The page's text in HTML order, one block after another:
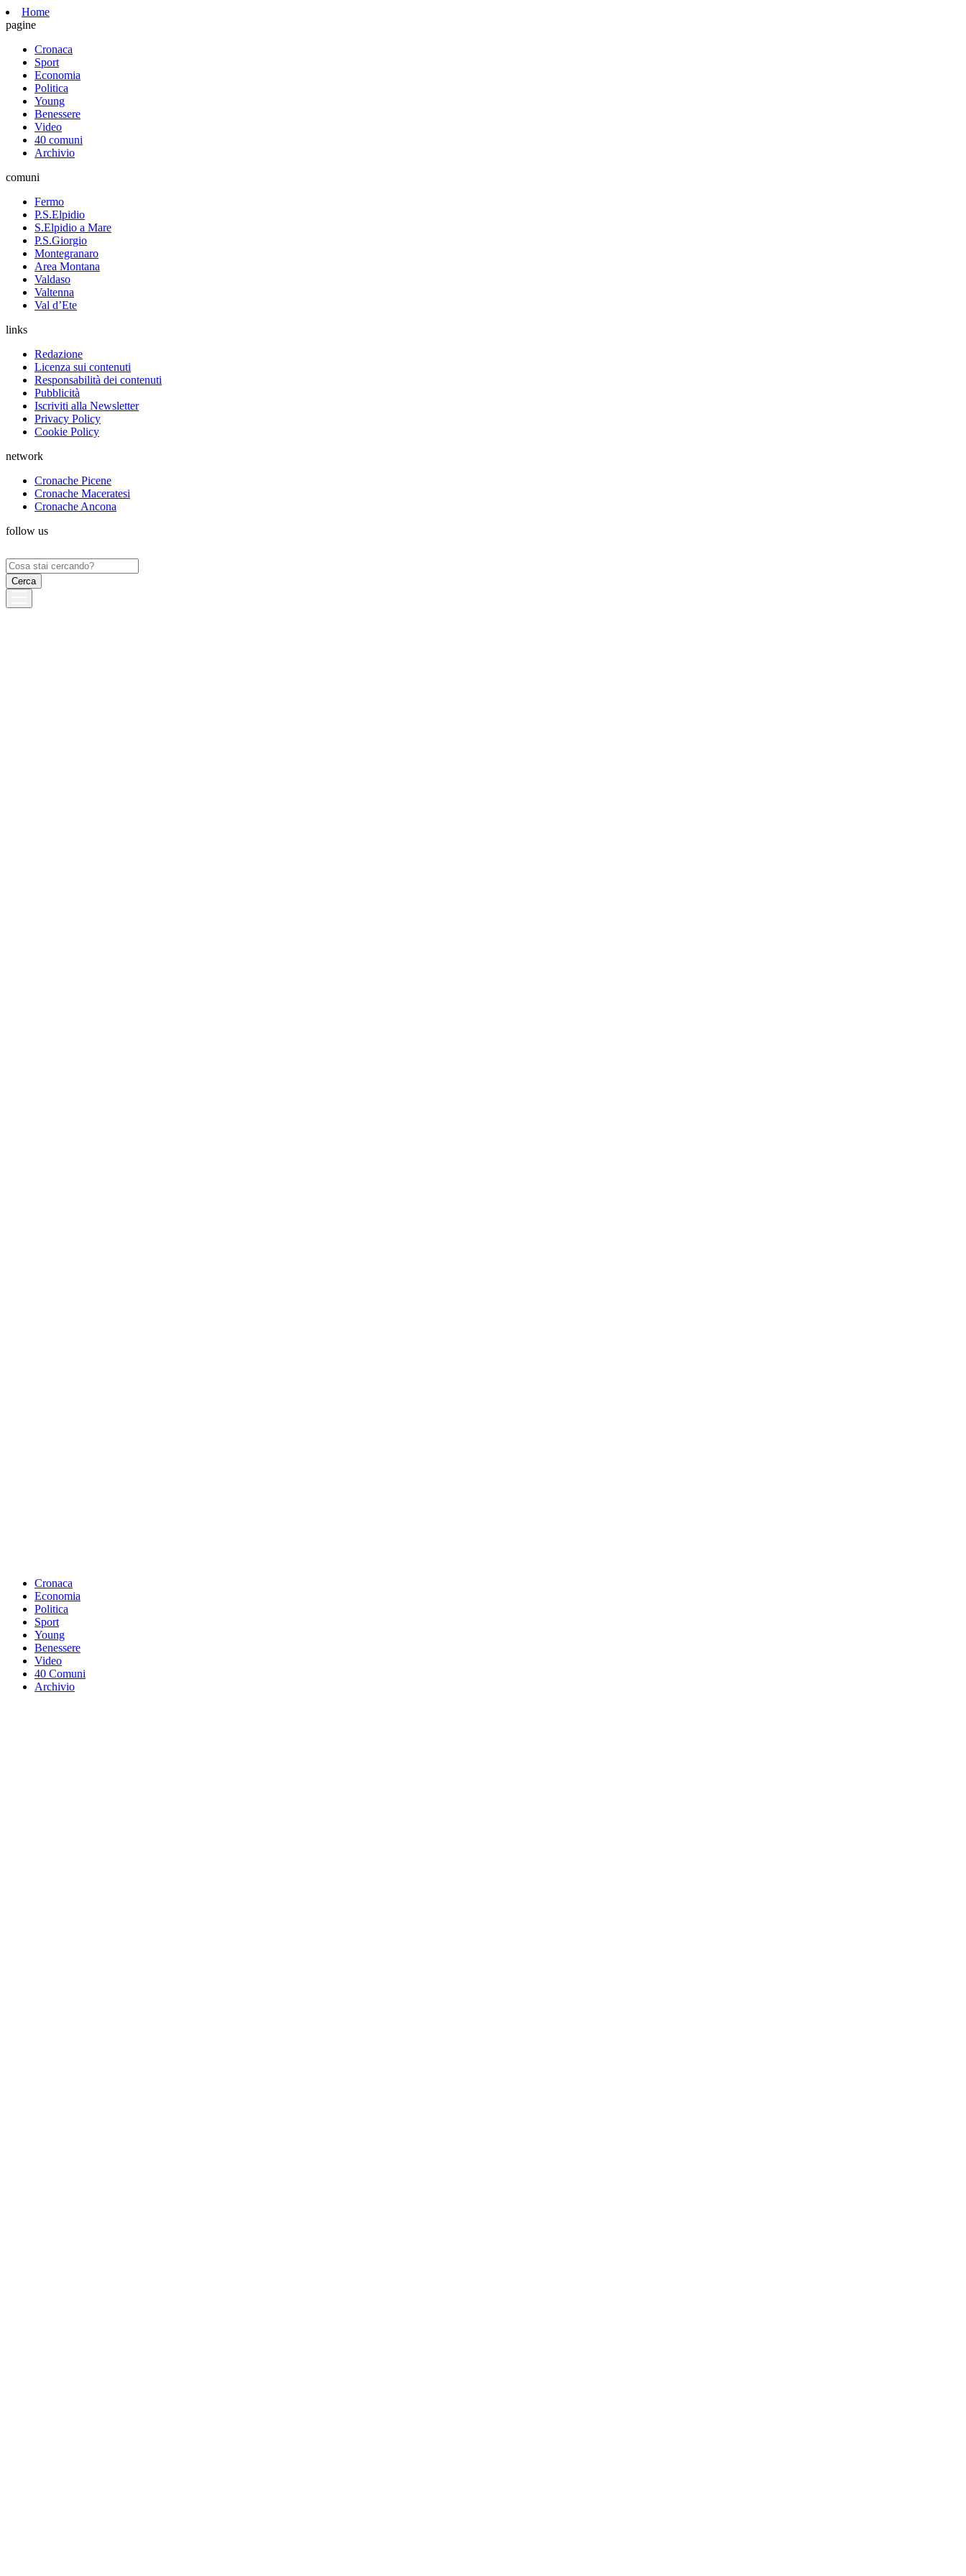
Home
pagine
Cronaca
Sport
Economia
Politica
Young
Benessere
Video
40 comuni
Archivio
comuni
Fermo
P.S.Elpidio
S.Elpidio a Mare
P.S.Giorgio
Montegranaro
Area Montana
Valdaso
Valtenna
Val d’Ete
links
Redazione
Licenza sui contenuti
Responsabilità dei contenuti
Pubblicità
Iscriviti alla Newsletter
Privacy Policy
Cookie Policy
network
Cronache Picene
Cronache Maceratesi
Cronache Ancona
follow us
Ricerca
per:
Cronaca
Economia
Politica
Sport
Young
Benessere
Video
40 Comuni
Archivio